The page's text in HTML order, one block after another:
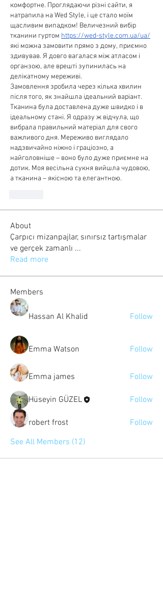
комфортне. Проглядаючи різні сайти, я
натрапила на Wed Style, і це стало моїм
щасливим випадком! Величезний вибір
тканини гуртом https://wed-style.com.ua/ua/
які можна замовити прямо з дому, приємно
здивував. Я довго вагалася між атласом і
органзою, але врешті зупинилась на
делікатному мереживі.
Замовлення зробила через кілька хвилин
після того, як знайшла ідеальний варіант.
Тканина була доставлена дуже швидко і в
ідеальному стані. Я одразу ж відчула, що
вибрала правильний матеріал для свого
важливого дня. Мереживо виглядало
надзвичайно ніжно і граціозно, а
найголовніше – воно було дуже приємне на
дотик. Моя весільна сукня вийшла чудовою,
а тканина – якісною та елегантною.
About
Çarpıcı mizanpajlar, sınırsız tartışmalar
ve gerçek zamanlı ...
Read more
Members
Hassan Al Khalid Follow
Emma Watson Follow
Emma james Follow
Hüseyin GÜZEL Follow
robert frost
Follow
See All Members (12)